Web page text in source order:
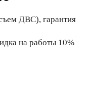
ДВС), гарантия
на работы 10%